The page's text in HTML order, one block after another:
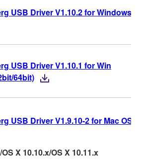
USB Driver V1.10.2 for Windows
USB Driver V1.10.1 for Win
64bit)
USB Driver V1.9.10-2 for Mac OS X
X 10.10.x/OS X 10.11.x